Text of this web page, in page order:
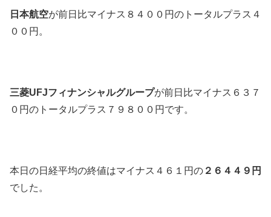
日本航空が前日比マイナス８４００円のトータルプラス４
００円。
三菱UFJフィナンシャルグループが前日比マイナス６３７
０円のトータルプラス７９８００円です。
本日の日経平均の終値はマイナス４６１円の ２６４４９円
でした。